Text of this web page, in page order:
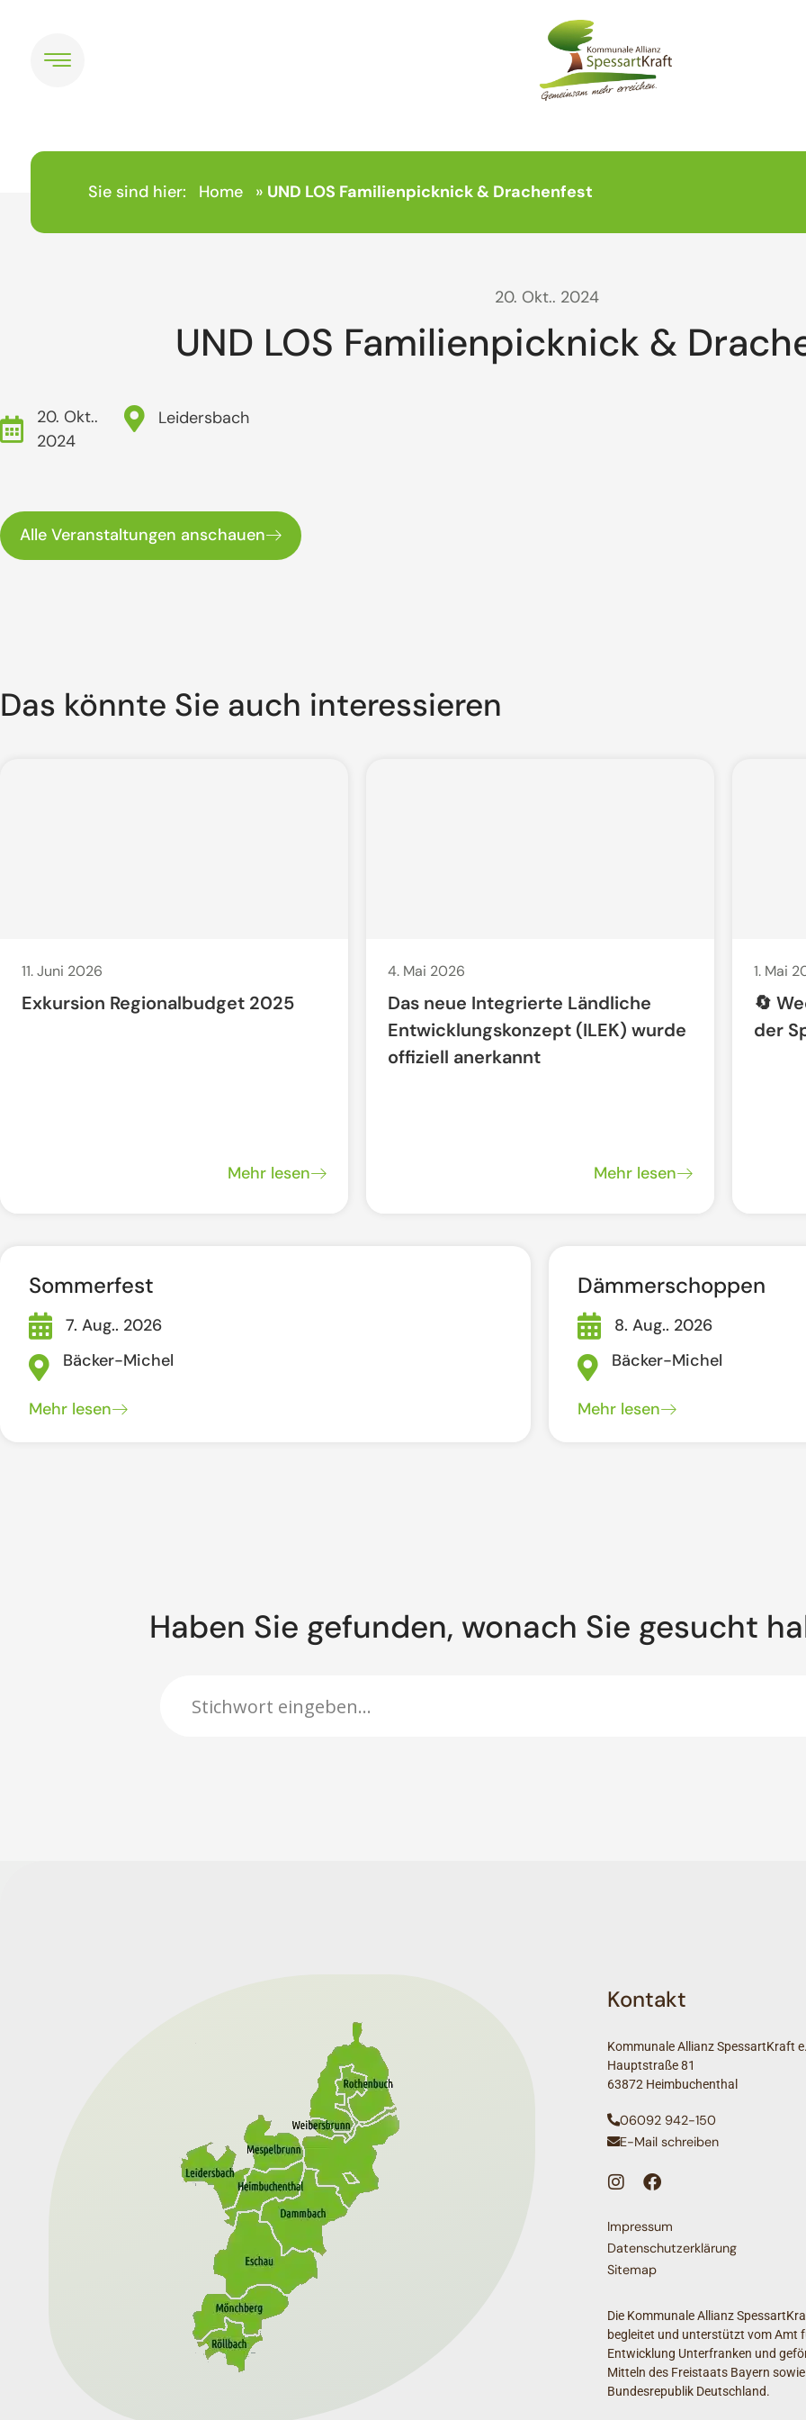
Sie sind hier: Home » UND LOS Familienpicknick & Drachenfest
20. Okt.. 2024
UND LOS Familienpicknick &
20. Okt..
2024
Leidersbach
Alle Veranstaltungen anschauen
Das könnte Sie auch interessieren
11. Juni 2026
Exkursion Regionalbudget 2025
Mehr lesen
4. Mai 2026
Das neue Integrierte Ländliche
Entwicklungskonzept (ILEK) wurde
offiziell anerkannt
Mehr lesen
1. Mai
🔄
der
Sommerfest
7. Aug.. 2026
Bäcker-Michel
Mehr lesen
Dämmerschoppen
8. Aug.. 2026
Bäcker-Michel
Mehr lesen
Haben Sie gefunden, wonach Sie gesucht
Kontakt
Kommunale Allianz SpessartKraft
Hauptstraße 81
63872 Heimbuchenthal
06092 942-150
E-Mail schreiben
Impressum
Datenschutzerklärung
Sitemap
Die Kommunale Allianz
begleitet und unterstützt vom Amt
Entwicklung Unterfranken und
Mitteln des Freistaats Bayern
Bundesrepublik Deutschland.